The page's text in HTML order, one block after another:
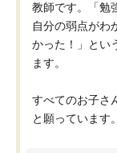
教師です。「勉
自分の弱点がわ
かった！」とい
ます。
すべてのお子さ
と願っています